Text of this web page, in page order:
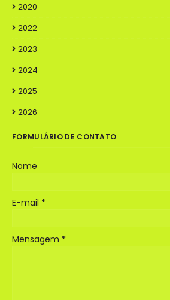
2020
2022
2023
2024
2025
2026
FORMULÁRIO DE CONTATO
Nome
E-mail *
Mensagem *